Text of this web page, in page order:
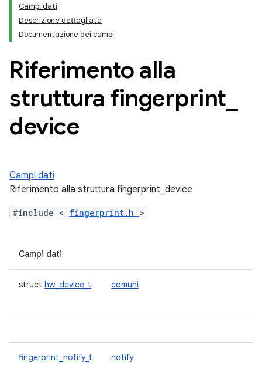
Campi dati
Descrizione dettagliata
Documentazione dei campi
Riferimento alla
struttura fingerprint
device
Campi dati
Riferimento alla struttura fingerprint_device
#include < fingerprint.h >
Campi dati
struct hw_device_t comuni
fingerprint_notify_t notify